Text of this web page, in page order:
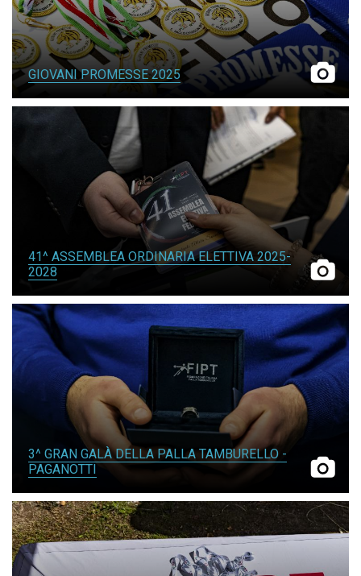
GIOVANI PROMESSE 2025
41^ ASSEMBLEA ORDINARIA ELETTIVA 2025-
2028
3^ GRAN GALÀ DELLA PALLA TAMBURELLO -
PAGANOTTI